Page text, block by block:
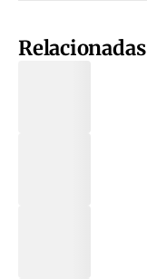
Relacionadas